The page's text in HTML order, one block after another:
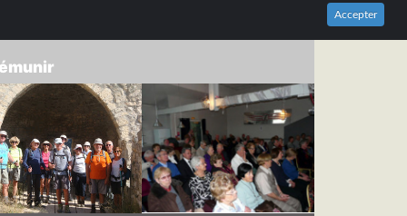
Accepter
DU-RHÔNE